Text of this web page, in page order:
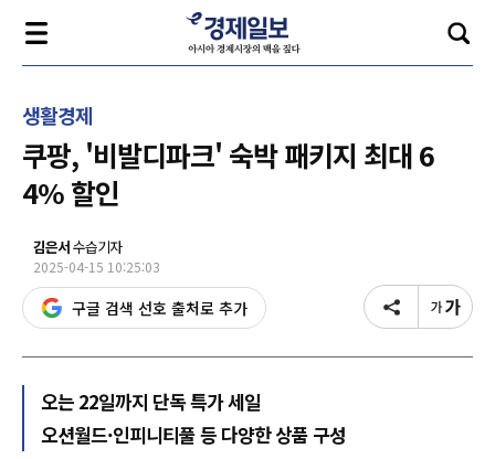
생활경제
쿠팡, '비발디파크' 숙박 패키지 최대 6
4% 할인
김은서수습기자
2025-04-15 10:25:03
구글 검색 선호 출처로 추가
오는 22일까지 단독 특가 세일
오션월드·인피니티풀 등 다양한 상품 구성